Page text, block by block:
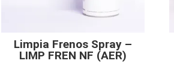
Limpia Frenos Spray –
LIMP FREN NF (AER)